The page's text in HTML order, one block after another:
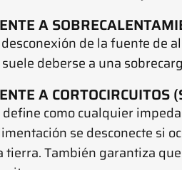
A
desconexión de la fuente
deberse a una
A CORTOCIRCUITOS
como cualquier
se desconecte si
tierra. También garantiza